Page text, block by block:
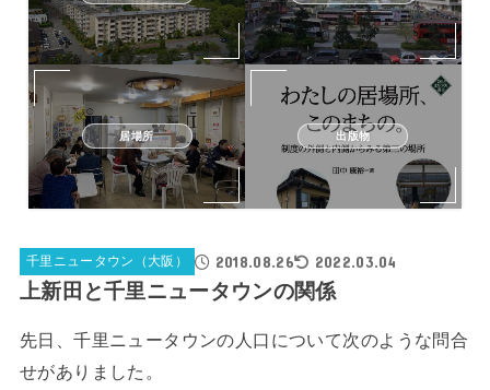
居場所 出版物
千里ニュータウン（大阪） 2018.08.26 2022.03.04
上新田と千里ニュータウンの関係
先日、千里ニュータウンの人口について次のような問合
せがありました。